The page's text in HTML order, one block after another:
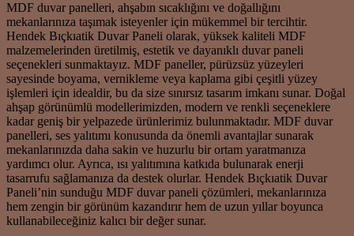
MDF duvar panelleri, ahşabın sıcaklığını ve doğallığını
mekanlarınıza taşımak isteyenler için mükemmel bir tercihtir.
Hendek Bıçkıatik Duvar Paneli olarak, yüksek kaliteli MDF
malzemelerinden üretilmiş, estetik ve dayanıklı duvar paneli
seçenekleri sunmaktayız. MDF paneller, pürüzsüz yüzeyleri
sayesinde boyama, vernikleme veya kaplama gibi çeşitli yüzey
işlemleri için idealdir, bu da size sınırsız tasarım imkanı sunar. Doğal
ahşap görünümlü modellerimizden, modern ve renkli seçeneklere
kadar geniş bir yelpazede ürünlerimiz bulunmaktadır. MDF duvar
panelleri, ses yalıtımı konusunda da önemli avantajlar sunarak
mekanlarınızda daha sakin ve huzurlu bir ortam yaratmanıza
yardımcı olur. Ayrıca, ısı yalıtımına katkıda bulunarak enerji
tasarrufu sağlamanıza da destek olurlar. Hendek Bıçkıatik Duvar
Paneli’nin sunduğu MDF duvar paneli çözümleri, mekanlarınıza
hem zengin bir görünüm kazandırır hem de uzun yıllar boyunca
kullanabileceğiniz kalıcı bir değer sunar.